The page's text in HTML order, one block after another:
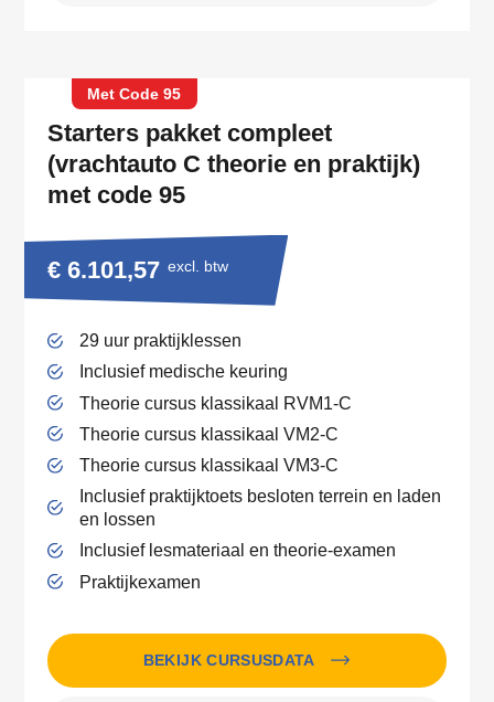
Met Code 95
Starters pakket compleet
(vrachtauto C theorie en praktijk)
met code 95
€ 6.101,57 excl. btw
29 uur praktijklessen
Inclusief medische keuring
Theorie cursus klassikaal RVM1-C
Theorie cursus klassikaal VM2-C
Theorie cursus klassikaal VM3-C
Inclusief praktijktoets besloten terrein en laden
en lossen
Inclusief lesmateriaal en theorie-examen
Praktijkexamen
BEKIJK CURSUSDATA